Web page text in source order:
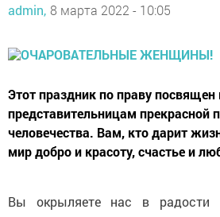
admin, 8 марта 2022 - 10:05
Этот праздник по праву посвящен
представительницам прекрасной
человечества. Вам, кто дарит
мир добро и красоту, счастье и
Вы окрыляете нас в радости